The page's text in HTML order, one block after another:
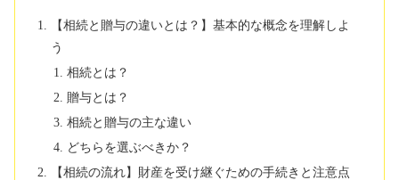
【相続と贈与の違いとは？】基本的な概念を理解しよ
う
相続とは？
贈与とは？
相続と贈与の主な違い
どちらを選ぶべきか？
【相続の流れ】財産を受け継ぐための手続きと注意点